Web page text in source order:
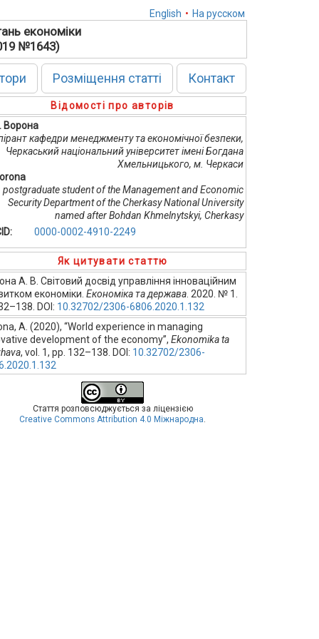
English • На русском
економіки
№1643)
Розміщення статті Контакт
Відомості про авторів
Ворона
кафедри менеджменту та економічної безпеки,
Черкаський національний університет імені Богдана
Хмельницького, м. Черкаси
postgraduate student of the Management and Economic
Security Department of the Cherkasy National University
named after Bohdan Khmelnytskyi, Cherkasy
0000-0002-4910-2249
Як цитувати статтю
А. В. Світовий досвід управління інноваційним
економіки. Економіка та держава. 2020. № 1.
DOI: 10.32702/2306-6806.2020.1.132
A. (2020), “World experience in managing
development of the economy”, Ekonomika ta
, vol. 1, pp. 132–138. DOI: 10.32702/2306-
Стаття розповсюджується за ліцензією
Creative Commons Attribution 4.0 Міжнародна.